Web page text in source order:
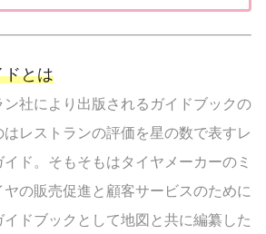
に上位を賑わす有名旅館。各旅館の情報と口コミ評
とは
ン社により出版されるガイドブックの
レストランの評価を星の数で表すレ
ド。そもそもはタイヤメーカーのミ
の販売促進と顧客サービスのために
ドブックとして地図と共に編纂した